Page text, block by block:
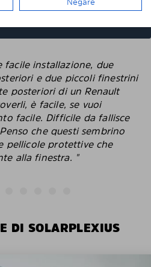
assieme ai vetri?
facile installazione, due
e due piccoli finestrini
posteriori di un Renault
è facile, se vuoi
facile. Difficile da fallisce
che questi sembrino
pellicole protettive che
alla finestra. "
DI SOLARPLEXIUS